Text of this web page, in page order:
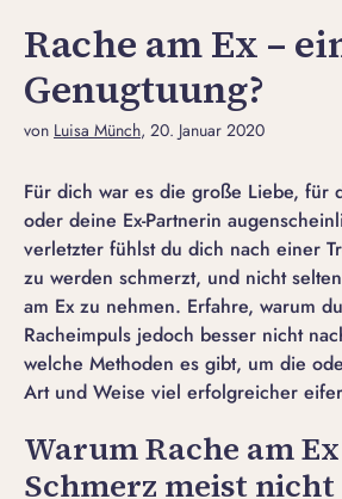
Rache am Ex –
Genugtuung?
von Luisa Münch, 20. Januar 2020
Für dich war es die große Liebe, für
oder deine Ex-Partnerin
verletzter fühlst du dich nach einer
zu werden schmerzt, und nicht
am Ex zu nehmen. Erfahre, warum
Racheimpuls jedoch besser nicht
welche Methoden es gibt, um die
Art und Weise viel erfolgreicher
Warum Rache am
Schmerz meist